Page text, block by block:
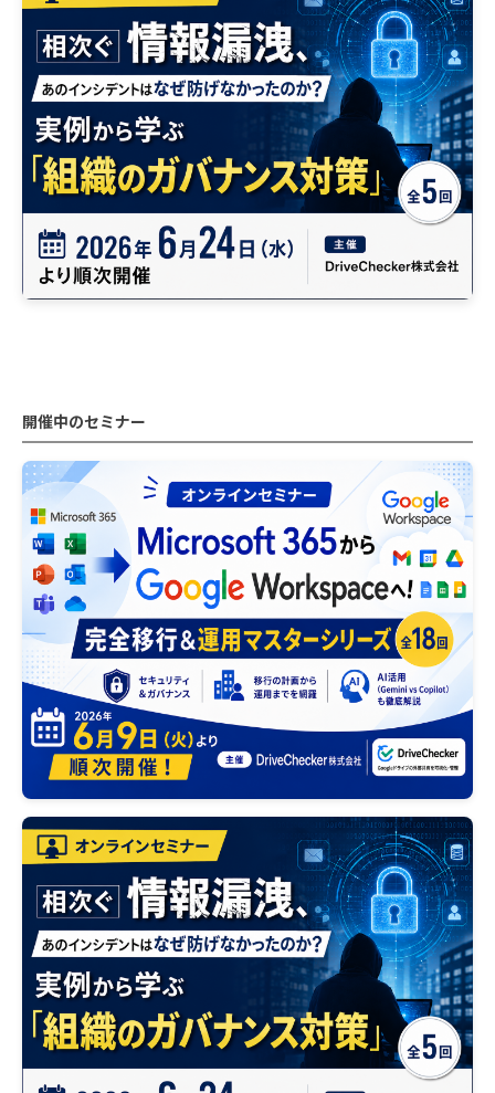
開催中のセミナー